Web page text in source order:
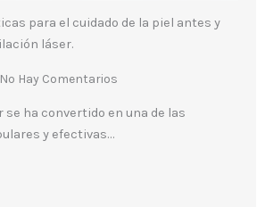
para el cuidado de la piel antes y
láser.
No Hay Comentarios
se ha convertido en una de las
y efectivas…